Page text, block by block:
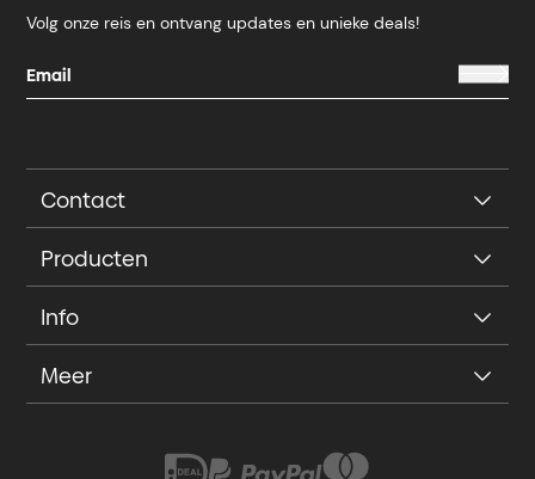
Volg onze reis en ontvang updates en unieke deals!
Contact
Producten
Info
Meer